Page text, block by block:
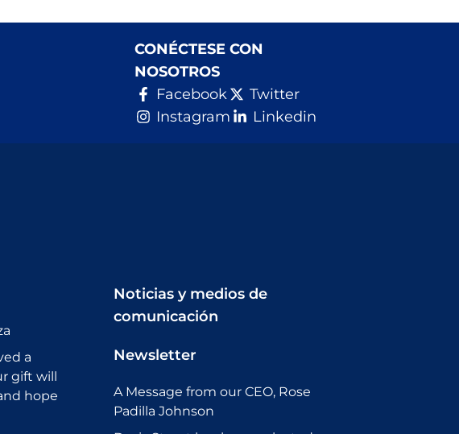
CONÉCTESE CON
NOSOTROS
Facebook
Twitter
Instagram
Linkedin
a
gift will
hope
Noticias y medios de
comunicación
Newsletter
A Message from our CEO, Rose
Padilla Johnson